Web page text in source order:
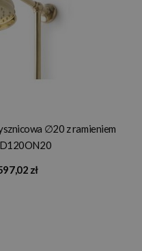
∅20 z ramieniem
zł